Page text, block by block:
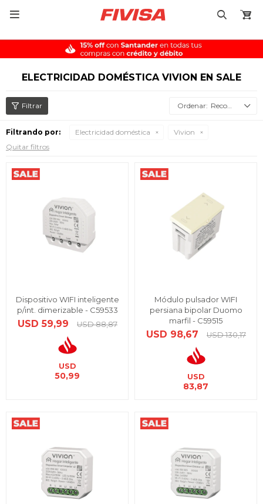

ELECTRICIDAD DOMÉSTICA VIVION EN SALE
Recomendados
Filtrando por: Electricidad doméstica
Vivion
Quitar filtros
Dispositivo WIFI inteligente
p/int. dimerizable - C59533
USD 59,99 USD 88,87
USD
50,99
Módulo pulsador WIFI
persiana bipolar Duomo
marfil - C59515
USD 98,67 USD 130,17
USD
83,87